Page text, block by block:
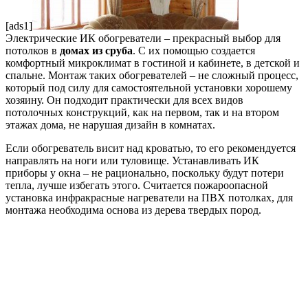
[ads1]
Электрические ИК обогреватели – прекрасный выбор для
потолков в домах из сруба. С их помощью создается
комфортный микроклимат в гостиной и кабинете, в детской и
спальне. Монтаж таких обогревателей – не сложный процесс,
который под силу для самостоятельной установки хорошему
хозяину. Он подходит практически для всех видов
потолочных конструкций, как на первом, так и на втором
этажах дома, не нарушая дизайн в комнатах.
Если обогреватель висит над кроватью, то его рекомендуется
направлять на ноги или туловище. Устанавливать ИК
приборы у окна – не рационально, поскольку будут потери
тепла, лучше избегать этого. Считается пожароопасной
установка инфракрасные нагреватели на ПВХ потолках, для
монтажа необходима основа из дерева твердых пород.